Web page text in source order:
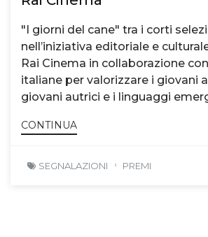
"I giorni del cane" tra i corti
nell’iniziativa editoriale e
Rai Cinema in collaborazione
italiane per valorizzare i giovani
giovani autrici e i linguaggi
CONTINUA
SEGNALAZIONI PREMI